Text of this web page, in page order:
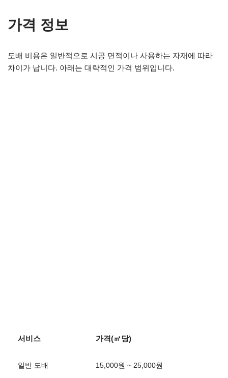
가격 정보
도배 비용은 일반적으로 시공 면적이나 사용하는 자재에 따라
차이가 납니다. 아래는 대략적인 가격 범위입니다.
서비스 가격(㎡당)
일반 도배 15,000원 ~ 25,000원